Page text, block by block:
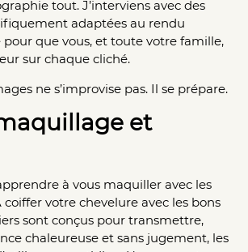
tout. J’interviens avec des
adaptées au rendu
que vous, et toute votre famille,
sur chaque cliché.
ne s’improvise pas. Il se prépare.
et
à vous maquiller avec les
coiffer votre chevelure avec les bons
sont conçus pour transmettre,
chaleureuse et sans jugement, les